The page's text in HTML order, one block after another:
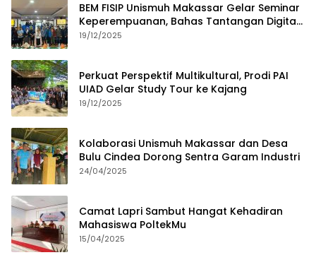
BEM FISIP Unismuh Makassar Gelar Seminar
Keperempuanan, Bahas Tantangan Digital
dan Budaya Lokal
19/12/2025
Perkuat Perspektif Multikultural, Prodi PAI
UIAD Gelar Study Tour ke Kajang
19/12/2025
Kolaborasi Unismuh Makassar dan Desa
Bulu Cindea Dorong Sentra Garam Industri
24/04/2025
Camat Lapri Sambut Hangat Kehadiran
Mahasiswa PoltekMu
15/04/2025